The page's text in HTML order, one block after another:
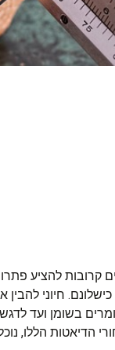
קרובות להציע
חיוני
בשומן ועד
הדיאטות הללו,